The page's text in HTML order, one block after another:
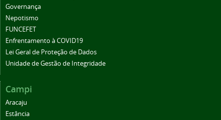
Governança
Nepotismo
FUNCEFET
Enfrentamento à COVID19
Lei Geral de Proteção de Dados
Unidade de Gestão de Integridade
Campi
Aracaju
Estância